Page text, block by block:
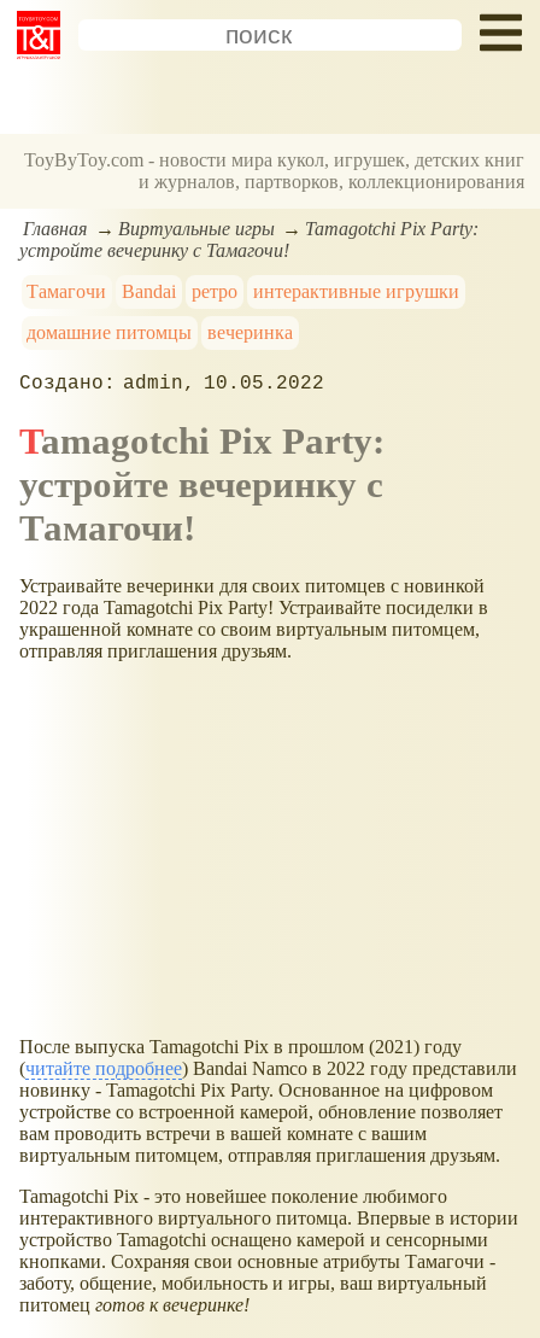
ToyByToy.com - новости мира кукол, игрушек, детских книг
и журналов, партворков, коллекционирования
Главная Виртуальные игры
Tamagotchi Pix Party:
устройте вечеринку с Тамагочи!
Тамагочи
Bandai ретро
интерактивные игрушки
домашние питомцы
вечеринка
admin 10.05.2022
Tamagotchi Pix Party:
устройте вечеринку с
Тамагочи!
Устраивайте вечеринки для своих питомцев с новинкой
2022 года Tamagotchi Pix Party! Устраивайте посиделки в
украшенной комнате со своим виртуальным питомцем,
отправляя приглашения друзьям.
После выпуска Tamagotchi Pix в прошлом (2021) году
(читайте подробнее) Bandai Namco в 2022 году представили
новинку - Tamagotchi Pix Party. Основанное на цифровом
устройстве со встроенной камерой, обновление позволяет
вам проводить встречи в вашей комнате с вашим
виртуальным питомцем, отправляя приглашения друзьям.
Tamagotchi Pix - это новейшее поколение любимого
интерактивного виртуального питомца. Впервые в истории
устройство Tamagotchi оснащено камерой и сенсорными
кнопками. Сохраняя свои основные атрибуты Тамагочи -
заботу, общение, мобильность и игры, ваш виртуальный
питомец готов к вечеринке!